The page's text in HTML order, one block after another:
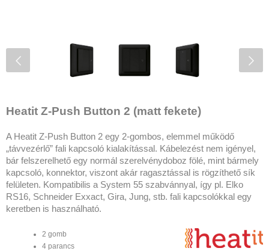
Heatit Z-Push Button 2 (matt fekete)
A Heatit Z-Push Button 2 egy 2-gombos, elemmel működő
„távvezérlő” fali kapcsoló kialakítással. Kábelezést nem igényel,
bár felszerelhető egy normál szerelvénydoboz fölé, mint bármely
kapcsoló, konnektor, viszont akár ragasztással is rögzíthető sík
felületen. Kompatibilis a System 55 szabvánnyal, így pl. Elko
RS16, Schneider Exxact, Gira, Jung, stb. fali kapcsolókkal egy
keretben is használható.
2 gomb
4 parancs